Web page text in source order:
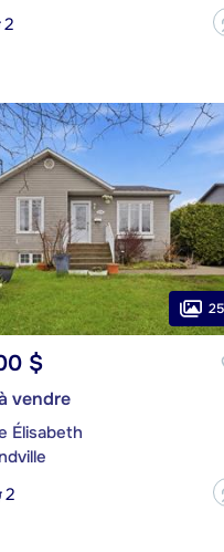
2
25
$
vendre
Élisabeth
2